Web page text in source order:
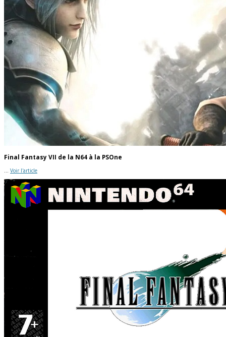
Final Fantasy VII de la N64 à la PSOne
... Voir l'article